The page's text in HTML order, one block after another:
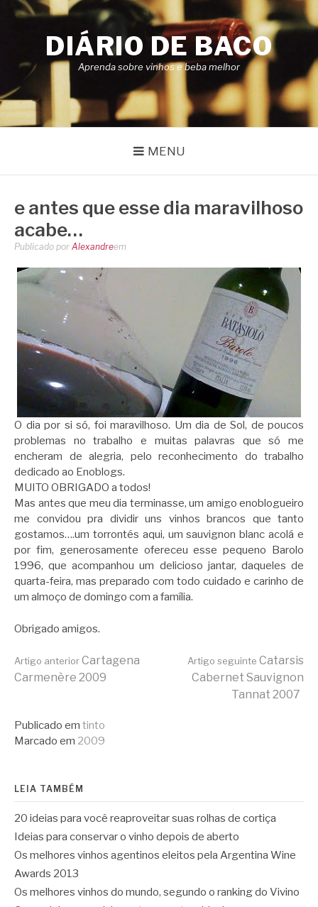
Pular
DIÁRIO DE BACO
Aprenda sobre vinhos e beba melhor
MENU
e antes que esse dia maravilhoso
acabe…
Publicado por Alexandreem
O dia por si só, foi maravilhoso. Um dia de Sol, de poucos
problemas no trabalho e muitas palavras que só me
encheram de alegria, pelo reconhecimento do trabalho
dedicado ao Enoblogs.
MUITO OBRIGADO a todos!
Mas antes que meu dia terminasse, um amigo enoblogueiro
me convidou pra dividir uns vinhos brancos que tanto
gostamos….um torrontés aqui, um sauvignon blanc acolá e
por fim, generosamente ofereceu esse pequeno Barolo
1996, que acompanhou um delicioso jantar, daqueles de
quarta-feira, mas preparado com todo cuidado e carinho de
um almoço de domingo com a família.
Obrigado amigos.
Continue
lendo
Artigo anteriorCartagena
Carmenère 2009
Artigo seguinte Catarsis
Cabernet Sauvignon
Tannat 2007
Publicado em tinto
Marcado em 2009
LEIA TAMBÉM
20 ideias para você reaproveitar suas rolhas de cortiça
Ideias para conservar o vinho depois de aberto
Os melhores vinhos agentinos eleitos pela Argentina Wine
Awards 2013
Os melhores vinhos do mundo, segundo o ranking do Vivino